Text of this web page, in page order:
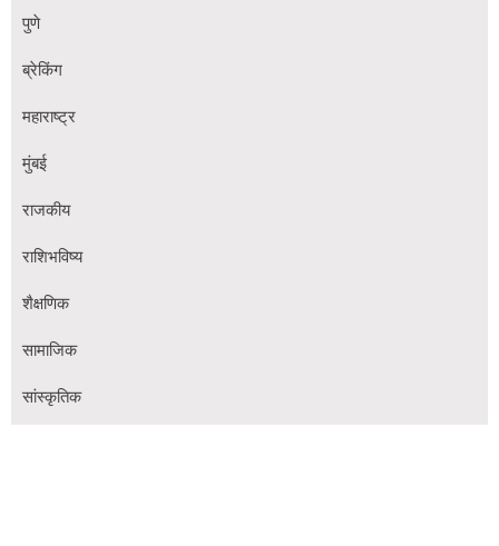
पुणे
ब्रेकिंग
महाराष्ट्र
मुंबई
राजकीय
राशिभविष्य
शैक्षणिक
सामाजिक
सांस्कृतिक